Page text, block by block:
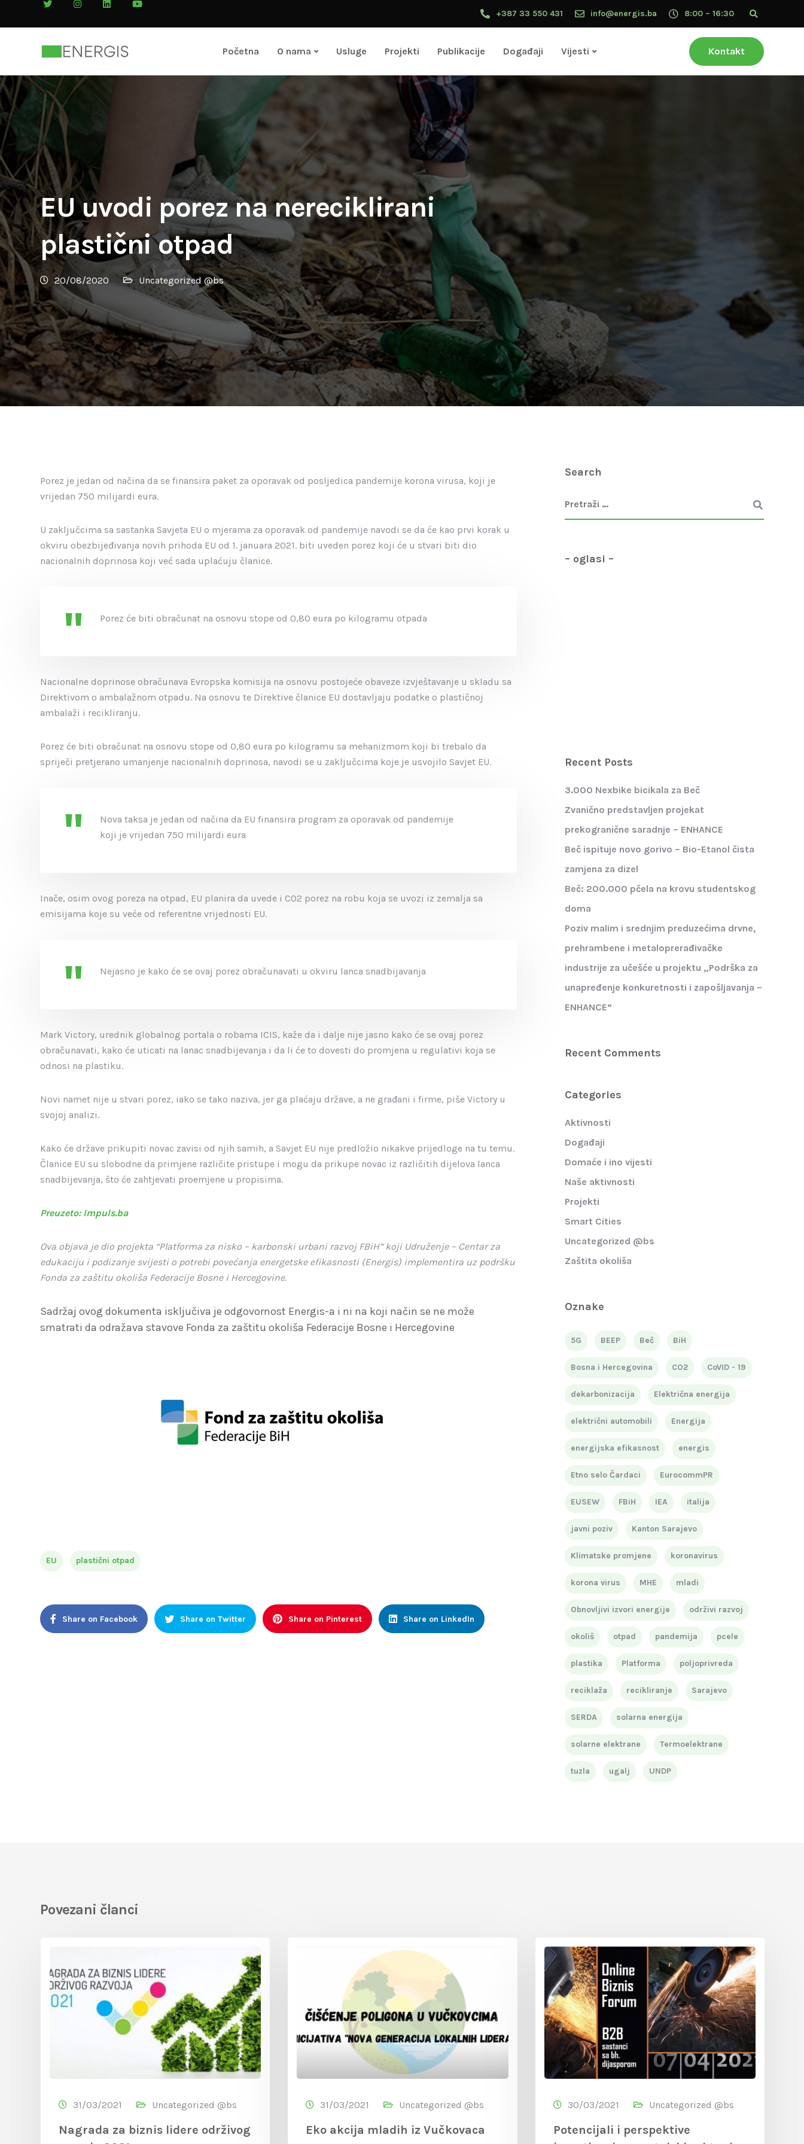
+387 33 550 431 info@energis.ba 8:00 – 16:30
Početna O nama Usluge Projekti Publikacije Događaji Vijesti Kontakt
EU uvodi porez na nereciklirani
plastični otpad
20/08/2020 Uncategorized @bs
Porez je jedan od načina da se finansira paket za oporavak od posljedica pandemije korona virusa, koji je
vrijedan 750 milijardi eura.
U zaključcima sa sastanka Savjeta EU o mjerama za oporavak od pandemije navodi se da će kao prvi korak u
okviru obezbijeđivanja novih prihoda EU od 1. januara 2021. biti uveden porez koji će u stvari biti dio
nacionalnih doprinosa koji već sada uplaćuju članice.
Porez će biti obračunat na osnovu stope od 0,80 eura po kilogramu otpada
Nacionalne doprinose obračunava Evropska komisija na osnovu postojeće obaveze izvještavanje u skladu sa
Direktivom o ambalažnom otpadu. Na osnovu te Direktive članice EU dostavljaju podatke o plastičnoj
ambalaži i recikliranju.
Porez će biti obračunat na osnovu stope od 0,80 eura po kilogramu sa mehanizmom koji bi trebalo da
spriječi pretjerano umanjenje nacionalnih doprinosa, navodi se u zaključcima koje je usvojilo Savjet EU.
Nova taksa je jedan od načina da EU finansira program za oporavak od pandemije
koji je vrijedan 750 milijardi eura
Inače, osim ovog poreza na otpad, EU planira da uvede i CO2 porez na robu koja se uvozi iz zemalja sa
emisijama koje su veće od referentne vrijednosti EU.
Nejasno je kako će se ovaj porez obračunavati u okviru lanca snadbijavanja
Mark Victory, urednik globalnog portala o robama ICIS, kaže da i dalje nije jasno kako će se ovaj porez
obračunavati, kako će uticati na lanac snadbijevanja i da li će to dovesti do promjena u regulativi koja se
odnosi na plastiku.
Novi namet nije u stvari porez, iako se tako naziva, jer ga plaćaju države, a ne građani i firme, piše Victory u
svojoj analizi.
Kako će države prikupiti novac zavisi od njih samih, a Savjet EU nije predložio nikakve prijedloge na tu temu.
Članice EU su slobodne da primjene različite pristupe i mogu da prikupe novac iz različitih dijelova lanca
snadbijevanja, što će zahtjevati proemjene u propisima.
Preuzeto: Impuls.ba
Ova objava je dio projekta “Platforma za nisko – karbonski urbani razvoj FBiH” koji Udruženje – Centar za
edukaciju i podizanje svijesti o potrebi povećanja energetske efikasnosti (Energis) implementira uz podršku
Fonda za zaštitu okoliša Federacije Bosne i Hercegovine.
Sadržaj ovog dokumenta isključiva je odgovornost Energis-a i ni na koji način se ne može
smatrati da odražava stavove Fonda za zaštitu okoliša Federacije Bosne i Hercegovine
EU plastični otpad
Share on Facebook Share on Twitter Share on Pinterest Share on LinkedIn
Search
– oglasi –
Recent Posts
3.000 Nexbike bicikala za Beč
Zvanično predstavljen projekat
prekogranične saradnje – ENHANCE
Beč ispituje novo gorivo – Bio-Etanol čista
zamjena za dizel
Beč: 200.000 pčela na krovu studentskog
doma
Poziv malim i srednjim preduzećima drvne,
prehrambene i metaloprerađivačke
industrije za učešće u projektu „Podrška za
unapređenje konkuretnosti i zapošljavanja –
ENHANCE“
Recent Comments
Categories
Aktivnosti
Događaji
Domaće i ino vijesti
Naše aktivnosti
Projekti
Smart Cities
Uncategorized @bs
Zaštita okoliša
Oznake
5G BEEP Beč BiH
Bosna i Hercegovina CO2 CoVID - 19
dekarbonizacija Električna energija
električni automobili Energija
energijska efikasnost energis
Etno selo Čardaci EurocommPR
EUSEW FBiH IEA italija
javni poziv Kanton Sarajevo
Klimatske promjene koronavirus
korona virus MHE mladi
Obnovljivi izvori energije održivi razvoj
okoliš otpad pandemija pcele
plastika Platforma poljoprivreda
reciklaža recikliranje Sarajevo
SERDA solarna energija
solarne elektrane Termoelektrane
tuzla ugalj UNDP
Povezani članci
31/03/2021 Uncategorized @bs
Nagrada za biznis lidere održivog
31/03/2021 Uncategorized @bs
Eko akcija mladih iz Vučkovaca
30/03/2021 Uncategorized @bs
Potencijali i perspektive